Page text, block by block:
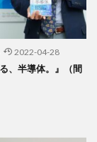
2022-04-28
、半導体。』（間